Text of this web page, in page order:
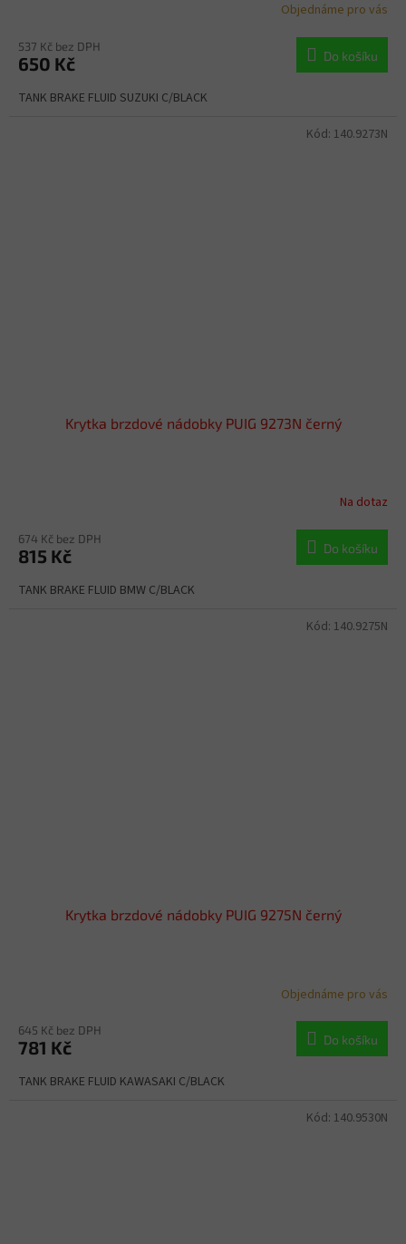
Objednáme pro vás
537 Kč bez DPH
650 Kč Do košíku
TANK BRAKE FLUID SUZUKI C/BLACK
Krytka brzdové nádobky PUIG 9273N černý
Na dotaz
674 Kč bez DPH
815 Kč Do košíku
TANK BRAKE FLUID BMW C/BLACK
Kód: 140.9273N
Krytka brzdové nádobky PUIG 9275N černý
Objednáme pro vás
645 Kč bez DPH
781 Kč Do košíku
TANK BRAKE FLUID KAWASAKI C/BLACK
Kód: 140.9275N
Kód: 140.9530N